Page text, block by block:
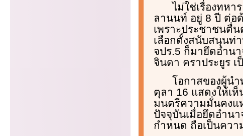
ไม่ใช่เรื่องทหา
ลานนท์ อยู่ 8 ปี ต่อ
เพราะประชาชนตื่
เลือกตั้งสนับสนุนท่
จปร.5 ก็มายึดอำน
จินดา คราประยูร
โอกาสของผู้น
ตุลา 16 แสดงให้เ
มนตรีความมั่นคงแ
ปัจจุบันเมื่อยึดอำน
กำหนด ถือเป็นควา